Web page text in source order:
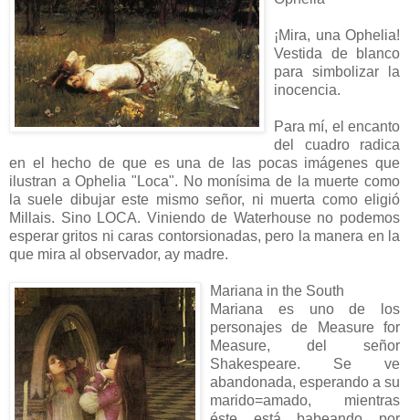
¡Mira, una Ophelia!
Vestida de blanco
para simbolizar la
inocencia.
Para mí, el encanto
del cuadro radica
en el hecho de que es una de las pocas imágenes que
ilustran a Ophelia "Loca". No monísima de la muerte como
la suele dibujar este mismo señor, ni muerta como eligió
Millais. Sino LOCA. Viniendo de Waterhouse no podemos
esperar gritos ni caras contorsionadas, pero la manera en la
que mira al observador, ay madre.
Mariana in the South
Mariana es uno de los
personajes de Measure for
Measure, del señor
Shakespeare. Se ve
abandonada, esperando a su
marido=amado, mientras